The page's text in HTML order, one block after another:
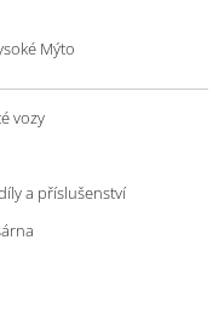
Mýto
vozy
a příslušenství